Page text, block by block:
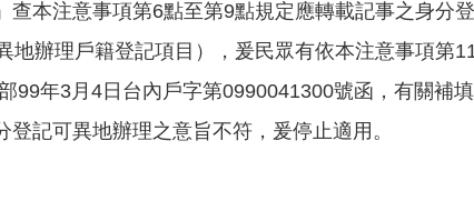
本注意事項第6點至第9點規定應轉載記事之身分
地辦理戶籍登記項目），爰民眾有依本注意事項第
99年3月4日台內戶字第0990041300號函，有關補
記可異地辦理之意旨不符，爰停止適用。